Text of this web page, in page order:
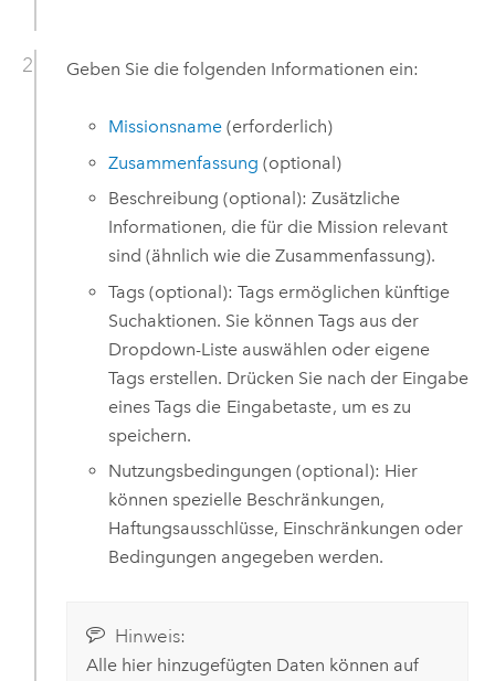
Geben Sie die folgenden Informationen ein:
Missionsname (erforderlich)
Zusammenfassung (optional)
Beschreibung (optional): Zusätzliche
Informationen, die für die Mission relevant
sind (ähnlich wie die Zusammenfassung).
Tags (optional): Tags ermöglichen künftige
Suchaktionen. Sie können Tags aus der
Dropdown-Liste auswählen oder eigene
Tags erstellen. Drücken Sie nach der Eingabe
eines Tags die Eingabetaste, um es zu
speichern.
Nutzungsbedingungen (optional): Hier
können spezielle Beschränkungen,
Haftungsausschlüsse, Einschränkungen oder
Bedingungen angegeben werden.
Hinweis:
Alle hier hinzugefügten Daten können auf